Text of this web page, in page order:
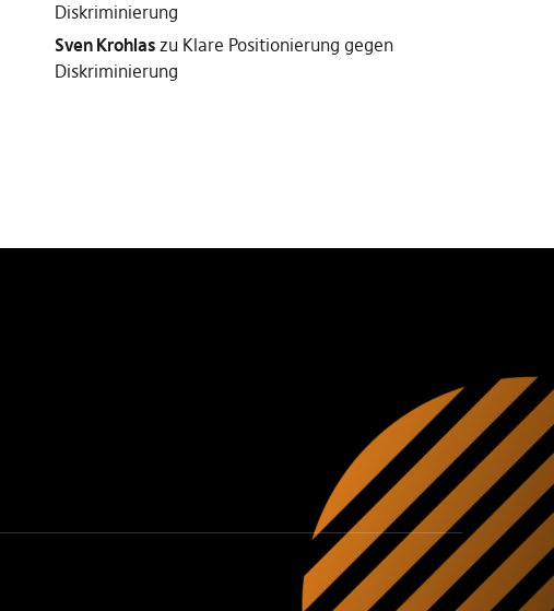
Diskriminierung
Sven Krohlaszu Klare Positionierung gegen
Diskriminierung